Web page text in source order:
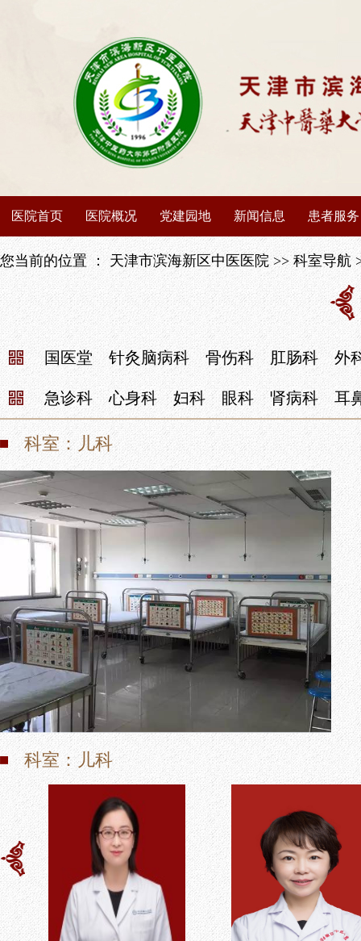
医院首页 医院概况
医院介绍
医院荣誉
领导班子
通知公告
院务公开
部门预决算
党建园地
党建动态
榜样先锋
学习园地
明镜清风
职工之家
青年园地
新闻信息
医院动态
媒体聚焦
媒体矩阵
患者服务
出诊信息
停诊信息
专家介绍
专病门诊
特色技术
就诊服务
健康科普
您当前的位置 ： 天津市滨海新区中医医院>>科室导航
国医堂 针灸脑病科 骨伤科 肛肠科 外
急诊科 心身科 妇科 眼科 肾病科 耳
科室：儿科
科室：儿科